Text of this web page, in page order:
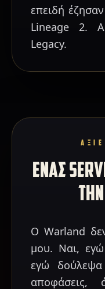
επειδή
Lineage 2.
Legacy.
ΕΝΑΣ
Ο Warland
μου. Ναι,
εγώ
αποφάσεις,